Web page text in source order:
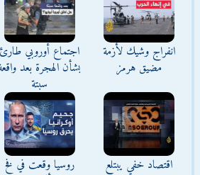
انفراج وشيك لأزمة
مضيق هرمز
اجتماع أوروبي طارئ
بشأن الهجرة بعد
سبتة
اقتصاد خفي يبتلع
روسيا وقعت في فخ